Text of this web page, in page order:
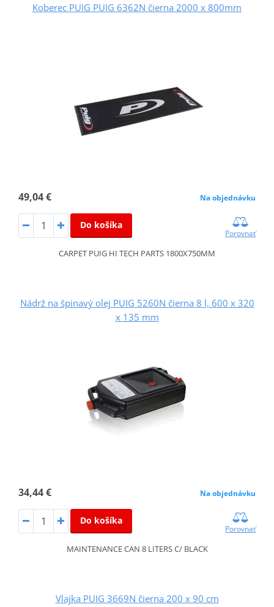
Koberec PUIG PUIG 6362N čierna 2000 x 800mm
49,04 € Na objednávku
Do košíka
Porovnať
CARPET PUIG HI TECH PARTS 1800X750MM
Nádrž na špinavý olej PUIG 5260N čierna 8 l, 600 x 320
x 135 mm
34,44 € Na objednávku
Do košíka
Porovnať
MAINTENANCE CAN 8 LITERS C/ BLACK
Vlajka PUIG 3669N čierna 200 x 90 cm